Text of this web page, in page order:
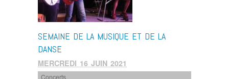
SEMAINE DE LA MUSIQUE ET DE LA
DANSE
MERCREDI 16 JUIN 2021
Concerts